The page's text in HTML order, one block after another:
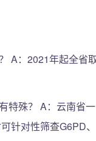
A：2021年起全省
特殊？ A：云南省
针对性筛查G6PD